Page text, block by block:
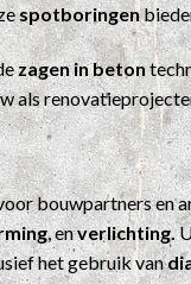
spotboringen
zagen in beton
als
bouwpartners en
, enverlichting.
het gebruik van